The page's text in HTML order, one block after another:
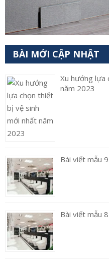
BÀI MỚI CẬP NHẬT
Xu hướng lựa
năm 2023
Bài viết mẫu 9
Bài viết mẫu 8